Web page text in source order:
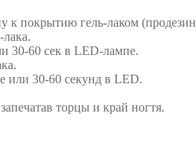
к покрытию гель-лаком
30-60 сек в LED-лампе.
30-60 секунд в LED.
торцы и край ногтя.